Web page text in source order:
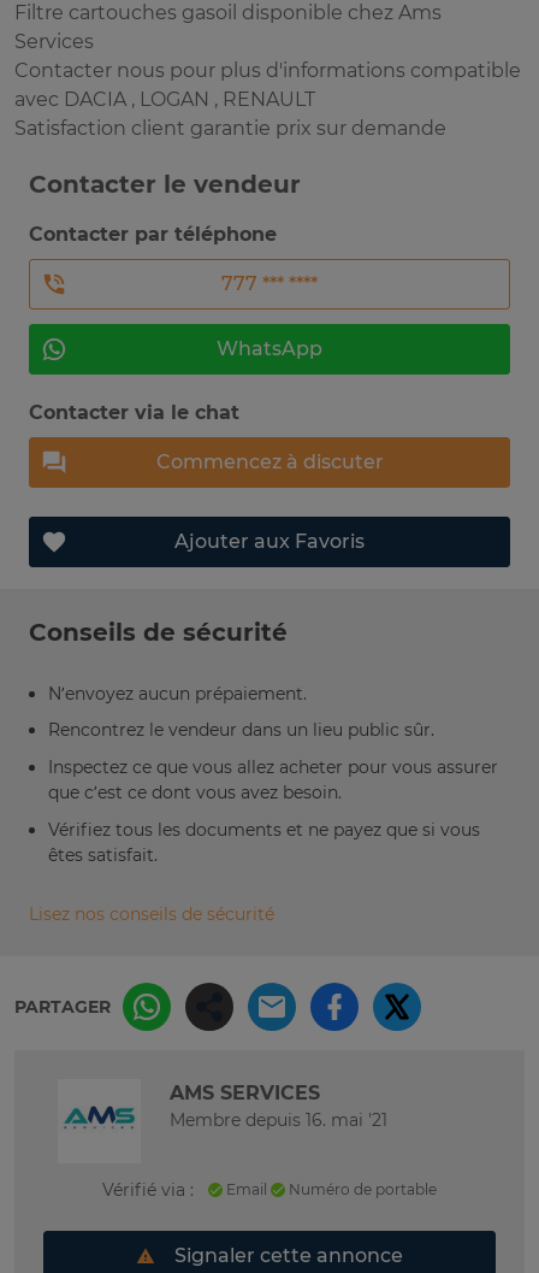
Filtre cartouches gasoil disponible chez Ams
Services
Contacter nous pour plus d'informations compatible
avec DACIA , LOGAN , RENAULT
Satisfaction client garantie prix sur demande
Contacter le vendeur
Contacter par téléphone
777 *** ****
WhatsApp
Contacter via le chat
Commencez à discuter
Ajouter aux Favoris
Conseils de sécurité
N’envoyez aucun prépaiement.
Rencontrez le vendeur dans un lieu public sûr.
Inspectez ce que vous allez acheter pour vous assurer
que c’est ce dont vous avez besoin.
Vérifiez tous les documents et ne payez que si vous
êtes satisfait.
Lisez nos conseils de sécurité
PARTAGER
AMS SERVICES
Membre depuis 16. mai '21
Vérifié via : Email Numéro de portable
Signaler cette annonce